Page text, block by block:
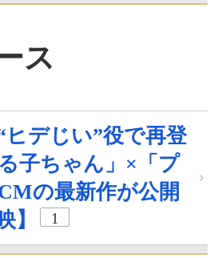
ス
ヒデじい”役で再登
子ちゃん」×「プ
の最新作が公開
】
1